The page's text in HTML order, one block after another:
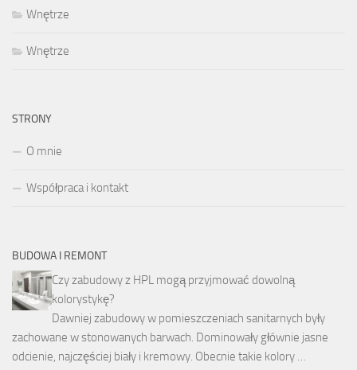
Wnętrze
Wnętrze
STRONY
O mnie
Współpraca i kontakt
BUDOWA I REMONT
Czy zabudowy z HPL mogą przyjmować dowolną
kolorystykę?
Dawniej zabudowy w pomieszczeniach sanitarnych były
zachowane w stonowanych barwach. Dominowały głównie jasne
odcienie, najczęściej biały i kremowy. Obecnie takie kolory …